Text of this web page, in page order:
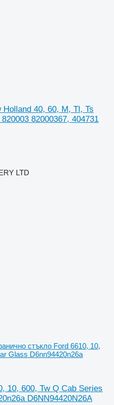
40, 60, M, Tl, Ts
82000367, 404731
LTD
стъкло Ford 6610, 10,
Glass D6nn94420n26a
10, 600, Tw Q Cab Series
D6NN94420N26A